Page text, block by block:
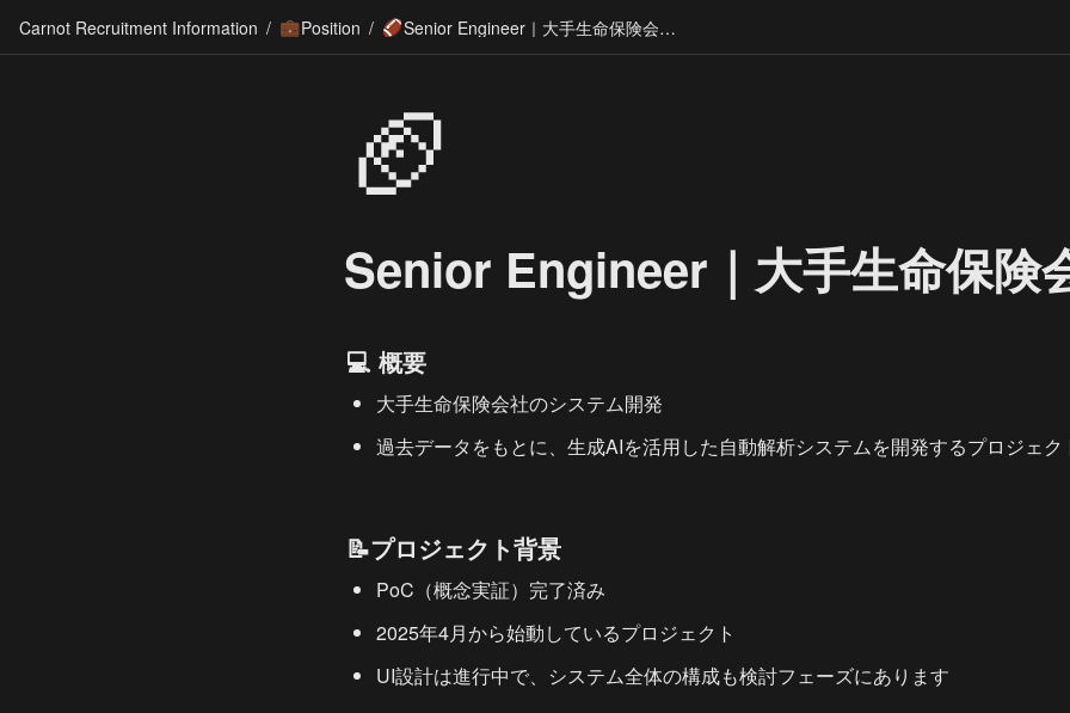
Carnot Recruitment Information / 💼Position / 🏈 Senior Engineer｜大手生命保険会社案件
🏈
Senior Engineer｜大手生命保険
💻 概要
大手生命保険会社のシステム開発
過去データをもとに、生成AIを活用した自動解析システムを開発するプロジェク
📝プロジェクト背景
PoC（概念実証）完了済み
2025年4月から始動しているプロジェクト
UI設計は進行中で、システム全体の構成も検討フェーズにあります